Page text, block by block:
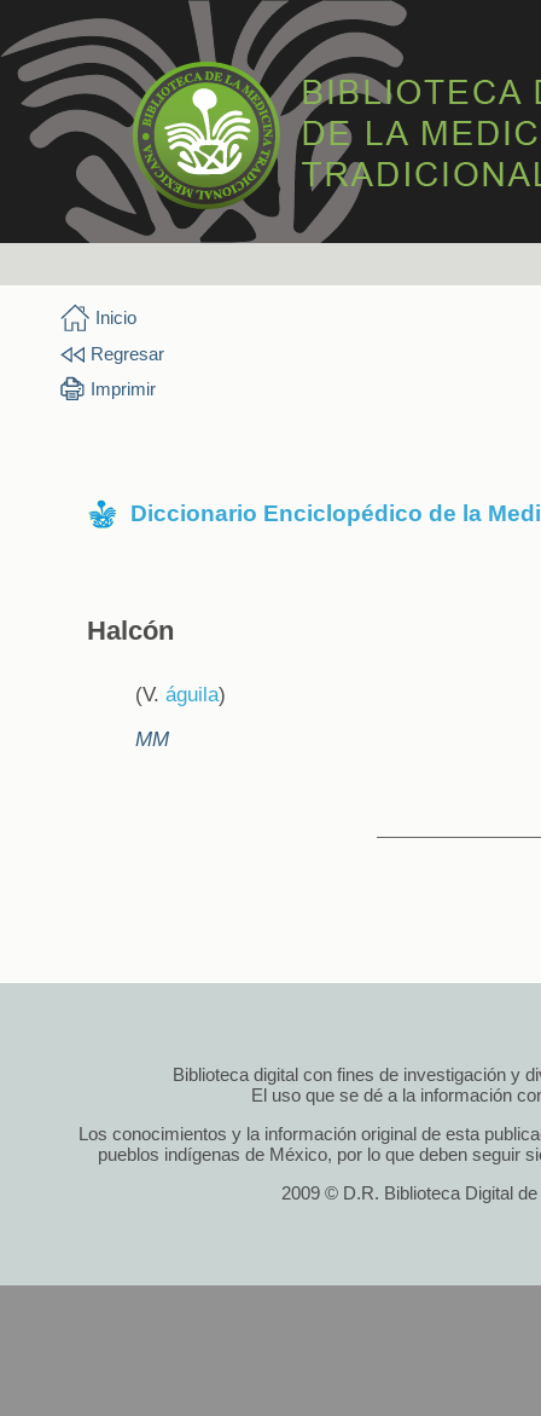
Inicio
Regresar
Imprimir
Diccionario Enciclopédico de la
Halcón
(V. águila)
MM
Biblioteca digital con fines de investigación y
El uso que se dé a la información
Los conocimientos y la información original de esta
pueblos indígenas de México, por lo que deben seguir
2009 © D.R. Biblioteca Digital